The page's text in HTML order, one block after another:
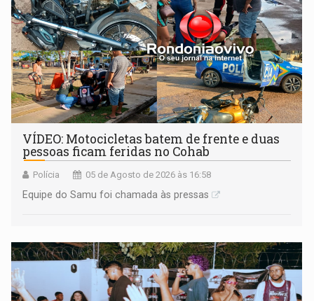
VÍDEO: Motocicletas batem de frente e duas
pessoas ficam feridas no Cohab
Polícia 05 de Agosto de 2026 às 16:58
Equipe do Samu foi chamada às pressas